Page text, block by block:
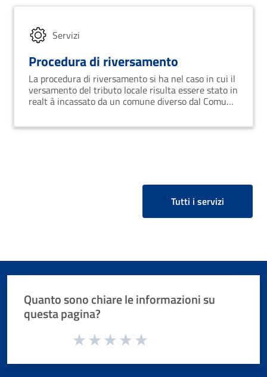
dichiarazione corretta e pagare una sanzione
sanzioni pi ù severe e verifiche fiscali. Il
ravvedimento operoso si applica in diverse
situazioni, ad esempio per il mancato pagamento di
imposte, la presentazione tardiva di dichiarazioni,
l'omessa presentazione di fatture o ricevute fiscali.
Servizi
Procedura di riversamento
La procedura di riversamento si ha nel caso in cui il
versamento del tributo locale risulta essere stato in
realt à incassato da un comune diverso dal Comune
in cui è incorso il contribuente o l'intermediario
Tutti i servizi
Quanto sono chiare le informazioni su
questa pagina?
Valuta da 1 a 5 stelle la pagina